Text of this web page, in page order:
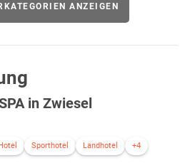
ANZEIGEN
in Zwiesel
Sporthotel Landhotel +4